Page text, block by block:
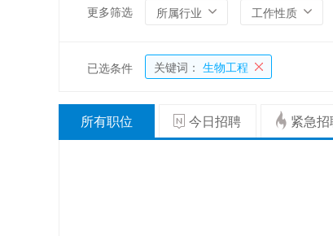
更多筛选 所属行业 工作性质
已选条件 关键词： 生物工程
所有职位 今日招聘 紧急